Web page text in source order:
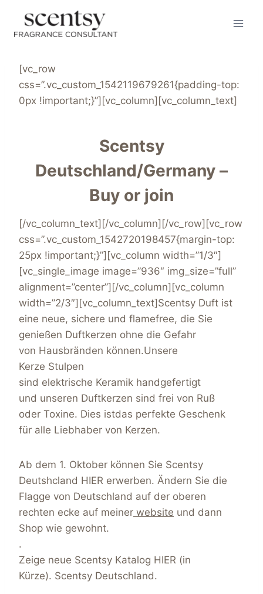
content
[vc_row
css=”.vc_custom_1542119679261{padding-top:
0px !important;}”][vc_column][vc_column_text]
Scentsy
Deutschland/Germany –
Buy or join
[/vc_column_text][/vc_column][/vc_row][vc_row
css=”.vc_custom_1542720198457{margin-top:
25px !important;}”][vc_column width=”1/3″]
[vc_single_image image=”936″ img_size=”full”
alignment=”center”][/vc_column][vc_column
width=”2/3″][vc_column_text]Scentsy Duft ist
eine neue, sichere und flamefree, die Sie
genießen Duftkerzen ohne die Gefahr
von Hausbränden können.Unsere
Kerze Stulpen
sind elektrische Keramik handgefertigt
und unseren Duftkerzen sind frei von Ruß
oder Toxine. Dies istdas perfekte Geschenk
für alle Liebhaber von Kerzen.
Ab dem 1. Oktober können Sie Scentsy
Deutshcland HIER erwerben. Ändern Sie die
Flagge von Deutschland auf der oberen
rechten ecke auf meiner website und dann
Shop wie gewohnt.
.
Zeige neue Scentsy Katalog HIER (in
Kürze). Scentsy Deutschland.